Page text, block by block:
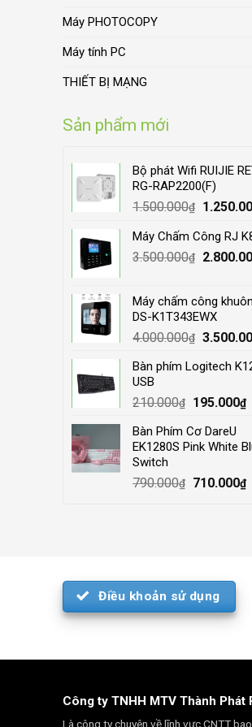
Máy PHOTOCOPY
Máy tính PC
THIẾT BỊ MẠNG
Sản phẩm mới
Bộ phát Wifi RUIJIE
RG-RAP2200(F)
1.500.000₫
Original
was:
Máy Chấm Công RJ
3.500.000₫
Original
Máy chấm công
DS-K1T343EWX
4.000.000₫ Original
was:
Bàn phím Logitech
USB
210.000₫
Original
was:
210.000₫.
195.000₫
Bàn Phím Cơ DareU
EK1280S Pink White
Switch
790.000₫
Original
710.000₫
Điều khoản sử dụng
Công ty TNHH MTV Thành Phát
Là công ty chuyên về lĩnh vực CNTT